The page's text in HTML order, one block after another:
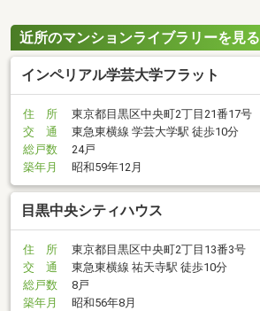
近所のマンションライブラリーを見る
インペリアル学芸大学フラット
住 所
東京都目黒区中央町2丁目21番17号
交 通
東急東横線 学芸大学駅 徒歩10分
総戸数
24戸
築年月
昭和59年12月
目黒中央シティハウス
住 所
東京都目黒区中央町2丁目13番3号
交 通
東急東横線 祐天寺駅 徒歩10分
総戸数
8戸
築年月
昭和56年8月